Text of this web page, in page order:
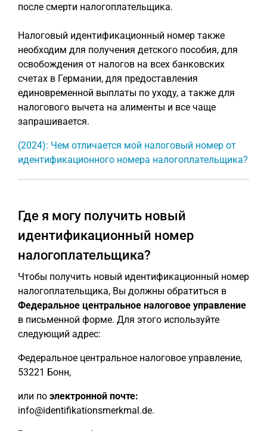
после смерти налогоплательщика.
Налоговый идентификационный номер также
необходим для получения детского пособия, для
освобождения от налогов на всех банковских
счетах в Германии, для предоставления
единовременной выплаты по уходу, а также для
налогового вычета на алименты и все чаще
запрашивается.
(2024): Чем отличается мой налоговый номер от
идентификационного номера налогоплательщика?
Где я могу получить новый
идентификационный номер
налогоплательщика?
Чтобы получить новый идентификационный номер
налогоплательщика, Вы должны обратиться в
Федеральное центральное налоговое управление
в письменной форме. Для этого используйте
следующий адрес:
Федеральное центральное налоговое управление,
53221 Бонн,
или по электронной почте:
info@identifikationsmerkmal.de.